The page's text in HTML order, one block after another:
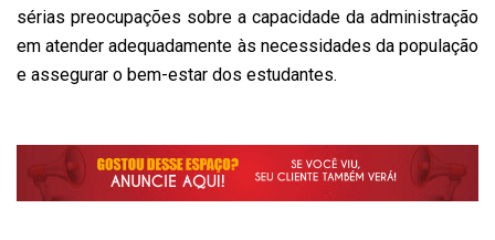
sérias preocupações sobre a capacidade da administração
em atender adequadamente às necessidades da população
e assegurar o bem-estar dos estudantes.